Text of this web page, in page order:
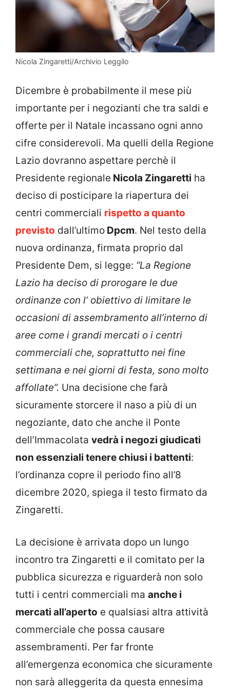
Nicola Zingaretti/Archivio Leggilo
Dicembre è probabilmente il mese più
importante per i negozianti che tra saldi e
offerte per il Natale incassano ogni anno
cifre considerevoli. Ma quelli della Regione
Lazio dovranno aspettare perchè il
Presidente regionale Nicola Zingaretti ha
deciso di posticipare la riapertura dei
centri commerciali rispetto a quanto
previsto dall’ultimo Dpcm. Nel testo della
nuova ordinanza, firmata proprio dal
Presidente Dem, si legge: “La Regione
Lazio ha deciso di prorogare le due
ordinanze con l’ obiettivo di limitare le
occasioni di assembramento all’interno di
aree come i grandi mercati o i centri
commerciali che, soprattutto nei fine
settimana e nei giorni di festa, sono molto
affollate”. Una decisione che farà
sicuramente storcere il naso a più di un
negoziante, dato che anche il Ponte
dell’Immacolata vedrà i negozi giudicati
non essenziali tenere chiusi i battenti:
l’ordinanza copre il periodo fino all’8
dicembre 2020, spiega il testo firmato da
Zingaretti.
La decisione è arrivata dopo un lungo
incontro tra Zingaretti e il comitato per la
pubblica sicurezza e riguarderà non solo
tutti i centri commerciali ma anche i
mercati all’aperto e qualsiasi altra attività
commerciale che possa causare
assembramenti. Per far fronte
all’emergenza economica che sicuramente
non sarà alleggerita da questa ennesima